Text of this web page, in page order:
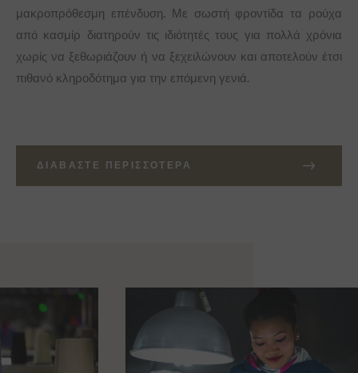
μακροπρόθεσμη επένδυση. Με σωστή φροντίδα τα ρούχα
από κασμίρ διατηρούν τις ιδιότητές τους για πολλά χρόνια
χωρίς να ξεθωριάζουν ή να ξεχειλώνουν και αποτελούν έτσι
πιθανό κληροδότημα για την επόμενη γενιά.
ΔΙΑΒΆΣΤΕ ΠΕΡΙΣΣΌΤΕΡΑ